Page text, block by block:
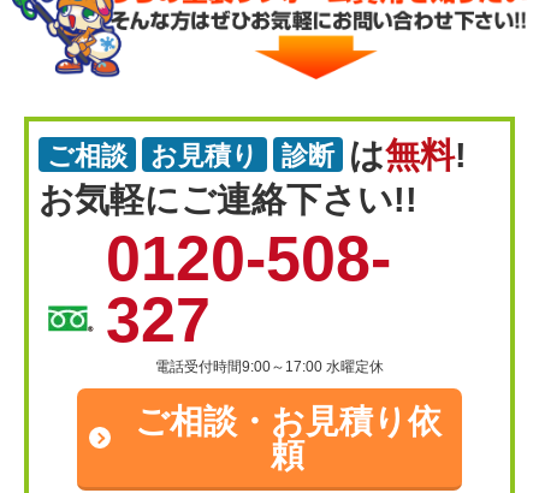
ご相談 お見積り 診断 は無料!
お気軽にご連絡下さい!!
0120-508-
327
電話受付時間9:00～17:00 水曜定休
ご相談・ お見積り依
頼